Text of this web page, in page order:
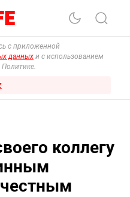
с приложенной
данных и с использованием
коллегу